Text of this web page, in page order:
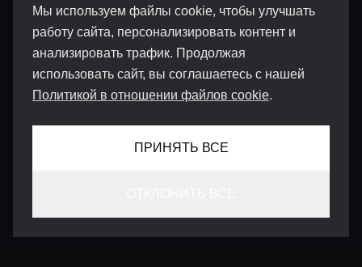
Мы используем файлы cookie, чтобы улучшать
работу сайта, персонализировать контент и
анализировать трафик. Продолжая
использовать сайт, вы соглашаетесь с нашей
Политикой в отношении файлов cookie.
ПРИНЯТЬ ВСЕ